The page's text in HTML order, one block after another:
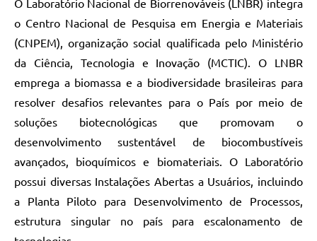
O Laboratório Nacional de Biorrenováveis (LNBR) integra
o Centro Nacional de Pesquisa em Energia e Materiais
(CNPEM), organização social qualificada pelo Ministério
da Ciência, Tecnologia e Inovação (MCTIC). O LNBR
emprega a biomassa e a biodiversidade brasileiras para
resolver desafios relevantes para o País por meio de
soluções biotecnológicas que promovam o
desenvolvimento sustentável de biocombustíveis
avançados, bioquímicos e biomateriais. O Laboratório
possui diversas Instalações Abertas a Usuários, incluindo
a Planta Piloto para Desenvolvimento de Processos,
estrutura singular no país para escalonamento de